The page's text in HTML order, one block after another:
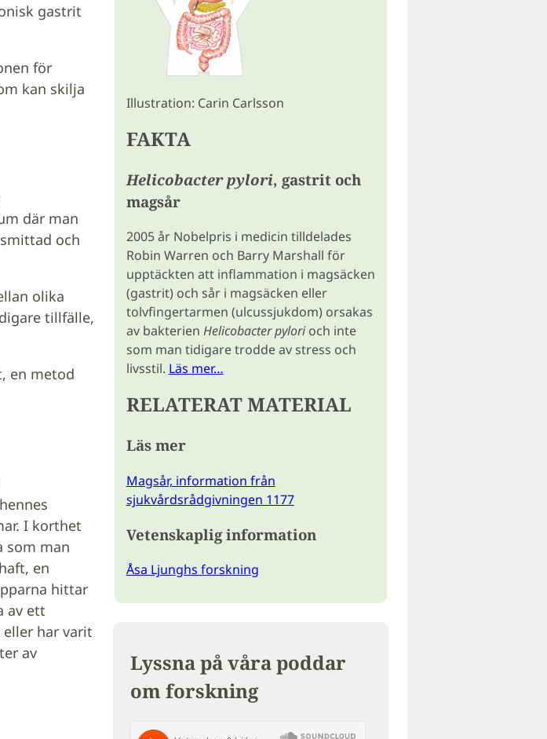
gastrit
för
kan skilja
där man
och
olika
tillfälle,
en metod
I korthet
som man
en
hittar
av ett
har varit
av
Illustration: Carin Carlsson
FAKTA
Helicobacter pylori, gastrit och
magsår
2005 år Nobelpris i medicin tilldelades
Robin Warren och Barry Marshall för
upptäckten att inflammation i magsäcken
(gastrit) och sår i magsäcken eller
tolvfingertarmen (ulcussjukdom) orsakas
av bakterien Helicobacter pylorioch inte
som man tidigare trodde av stress och
livsstil. Läs mer…
RELATERAT MATERIAL
Läs mer
Magsår, information från
sjukvårdsrådgivningen 1177
Vetenskaplig information
Åsa Ljunghs forskning
Lyssna på våra poddar
om forskning